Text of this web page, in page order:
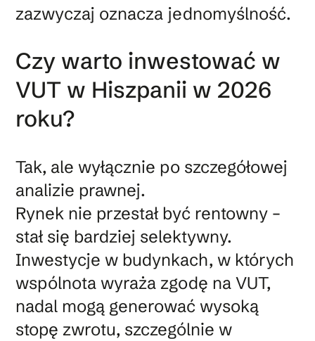
zazwyczaj oznacza jednomyślność.
Czy warto inwestować w
VUT w Hiszpanii w 2026
roku?
Tak, ale wyłącznie po szczegółowej
analizie prawnej.
Rynek nie przestał być rentowny –
stał się bardziej selektywny.
Inwestycje w budynkach, w których
wspólnota wyraża zgodę na VUT,
nadal mogą generować wysoką
stopę zwrotu, szczególnie w